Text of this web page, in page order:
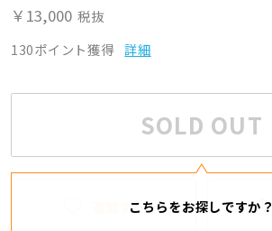
￥13,000 税抜
130ポイント獲得 詳細
SOLD OUT
こちらをお探しですか？
追加する